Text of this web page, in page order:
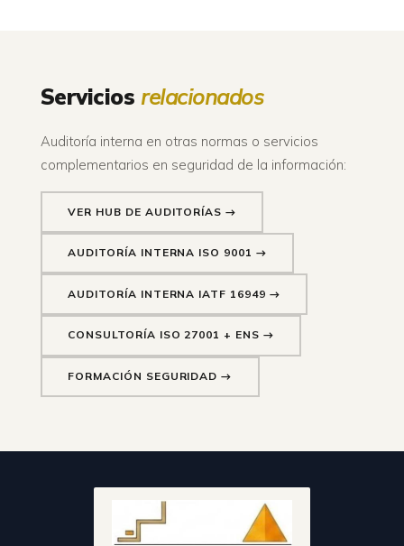
Servicios relacionados
Auditoría interna en otras normas o servicios
complementarios en seguridad de la información:
VER HUB DE AUDITORÍAS →
AUDITORÍA INTERNA ISO 9001 →
AUDITORÍA INTERNA IATF 16949 →
CONSULTORÍA ISO 27001 + ENS →
FORMACIÓN SEGURIDAD →